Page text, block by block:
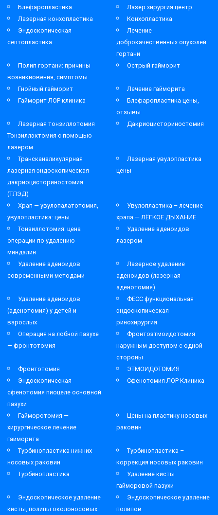
Блефаропластика
Лазер хирургия центр
Лазерная конхопластика
Конхопластика
Эндоскопическая
септопластика
Лечение
доброкачественных опухолей
гортани
Полип гортани: причины
возникновения, симптомы
Острый гайморит
Гнойный гайморит
Лечение гайморита
Гайморит ЛОР клиника
Блефаропластика цены,
отзывы
Лазерная тонзиллотомия
Тонзиллэктомия с помощью
лазером
Дакриоцисториностомия
Трансканаликулярная
лазерная эндоскопическая
дакриоцисториностомия
(ТЛЭД)
Лазерная увулопластика
цены
Храп — увулопалатотомия,
увулопластика: цены
Увулопластика – лечение
храпа — ЛЁГКОЕ ДЫХАНИЕ
Тонзиллотомия: цена
операции по удалению
миндалин
Удаление аденоидов
лазером
Удаление аденоидов
современными методами
Лазерное удаление
аденоидов (лазерная
аденотомия)
Удаление аденоидов
(аденотомия) у детей и
взрослых
ФЕСС функциональная
эндоскопическая
ринохирургия
Операция на лобной пазухе
— фронтотомия
Фронтоэтмоидотомия
наружным доступом с одной
стороны
Фронтотомия
ЭТМОИДОТОМИЯ
Эндоскопическая
сфенотомия пиоцеле основной
пазухи
Сфенотомия ЛОР Клиника
Гайморотомия —
хирургическое лечение
гайморита
Цены на пластику носовых
раковин
Турбинопластика нижних
носовых раковин
Турбинопластика –
коррекция носовых раковин
Турбинопластика
Удаление кисты
гайморовой пазухи
Эндоскопическое удаление
кисты, полипы околоносовых
Эндоскопическое удаление
полипов